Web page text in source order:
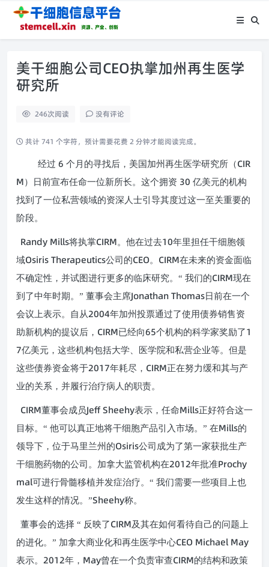
美干细胞公司CEO执掌加州再生医学
研究所
246次阅读 没有评论
共计 741 个字符，预计需要花费 2 分钟才能阅读完成。
经过 6 个月的寻找后，美国加州再生医学研究所（CIR
M）日前宣布任命一位新所长。这个拥资 30 亿美元的机构
找到了一位私营领域的资深人士引导其度过这一至关重要的
阶段。
Randy Mills将执掌CIRM。他在过去10年里担任干细胞领
域Osiris Therapeutics公司的CEO。 CIRM在未来的资金面临
不确定性，并试图进行更多的临床研究。“ 我们的CIRM现在
到了中年时期。” 董事会主席Jonathan Thomas日前在一个
会议上表示。自从2004年加州投票通过了使用债券销售资
助新机构的提议后， CIRM已经向65个机构的科学家奖励了1
7亿美元，这些机构包括大学、医学院和私营企业等。但是
这些债券资金将于2017年耗尽， CIRM正在努力缓和其与产
业的关系，并履行治疗病人的职责。
CIRM董事会成员Jeff Sheehy表示，任命Mills正好符合这一
目标。“ 他可以真正地将干细胞产品引入市场。” 在Mills的
领导下，位于马里兰州的Osiris公司成为了第一家获批生产
干细胞药物的公司。加拿大监管机构在2012年批准Prochy
mal可进行骨髓移植并发症治疗。“ 我们需要一些项目上也
发生这样的情况。”Sheehy称。
董事会的选择 “ 反映了CIRM及其在如何看待自己的问题上
的进化。” 加拿大商业化和再生医学中心CEO Michael May
表示。 2012年， May曾在一个负责审查CIRM的结构和政策